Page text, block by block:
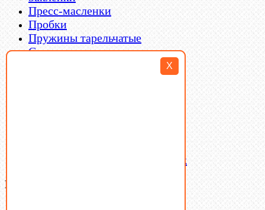
X
Пресс-масленки
Пробки
Пружины тарельчатые
Стопорные кольца
Латунный и бронзовый крепеж
Ваша корзина